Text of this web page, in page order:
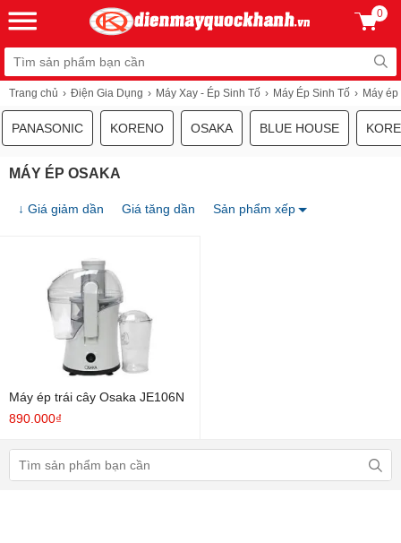
0
Trang chủ Điện Gia Dụng Máy Xay - Ép Sinh Tố Máy Ép Sinh Tố Máy
PANASONIC KORENO OSAKA BLUE HOUSE
MÁY ÉP OSAKA
↓ Giá giảm dần Giá tăng dần Sản phẩm xếp
Máy ép trái cây Osaka JE106N
890.000₫